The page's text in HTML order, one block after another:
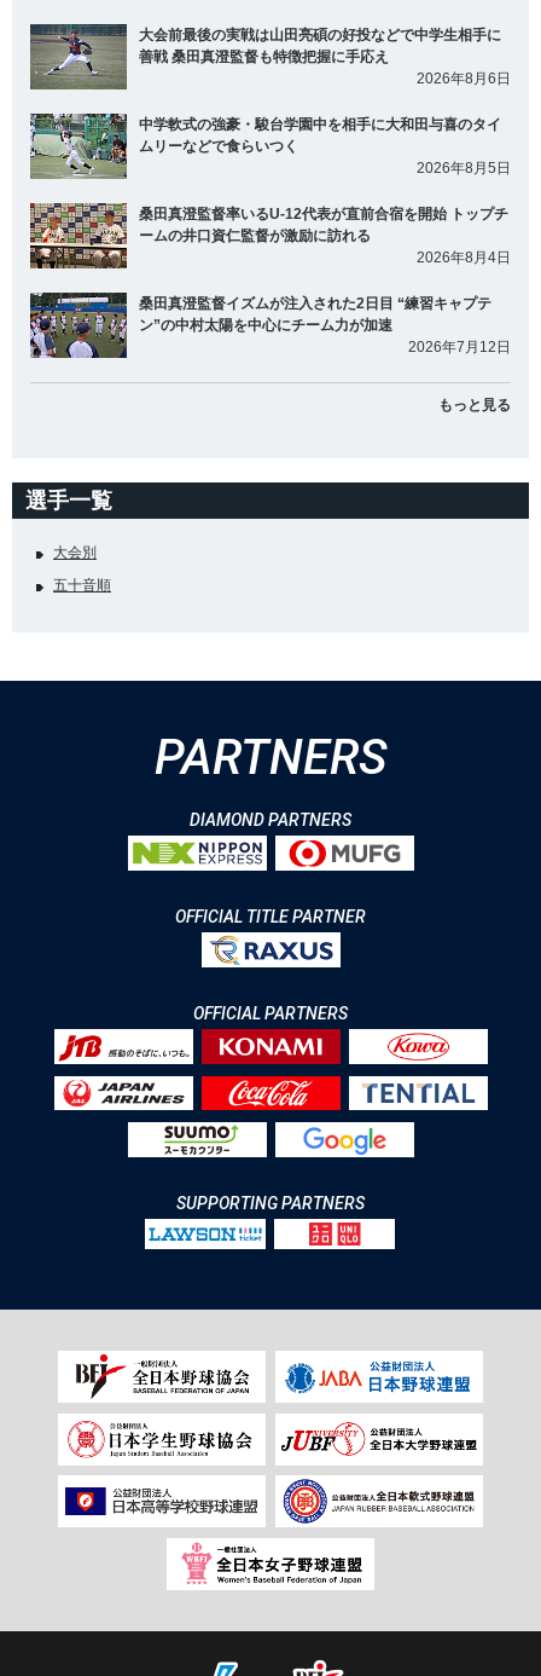
大会前最後の実戦は山田亮碩の好投などで中学生相手に
善戦 桑田真澄監督も特徴把握に手応え
2026年8月6日
中学軟式の強豪・駿台学園中を相手に大和田与喜のタイ
ムリーなどで食らいつく
2026年8月5日
桑田真澄監督率いるU-12代表が直前合宿を開始 トップチ
ームの井口資仁監督が激励に訪れる
2026年8月4日
桑田真澄監督イズムが注入された2日目 “練習キャプテ
ン”の中村太陽を中心にチーム力が加速
2026年7月12日
もっと見る
選手一覧
大会別
五十音順
PARTNERS
DIAMOND PARTNERS
OFFICIAL TITLE PARTNER
OFFICIAL PARTNERS
SUPPORTING PARTNERS